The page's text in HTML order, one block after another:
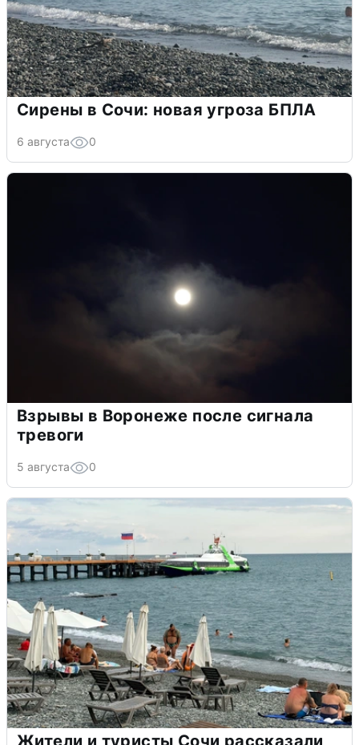
Сирены в Сочи: новая угроза БПЛА
6 августа 0
Взрывы в Воронеже после сигнала
тревоги
5 августа 0